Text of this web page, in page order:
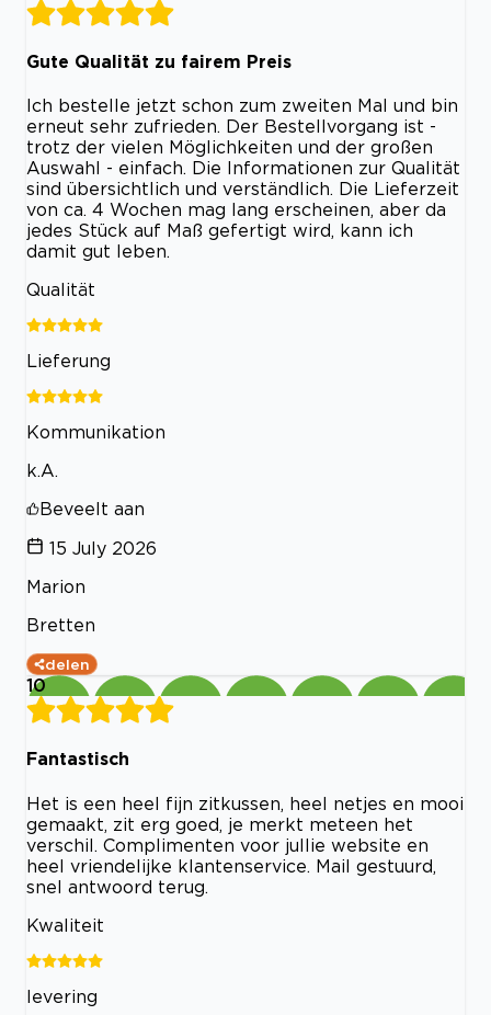
Gute Qualität zu fairem Preis
Ich bestelle jetzt schon zum zweiten Mal und bin
erneut sehr zufrieden. Der Bestellvorgang ist -
trotz der vielen Möglichkeiten und der großen
Auswahl - einfach. Die Informationen zur Qualität
sind übersichtlich und verständlich. Die Lieferzeit
von ca. 4 Wochen mag lang erscheinen, aber da
jedes Stück auf Maß gefertigt wird, kann ich
damit gut leben.
Qualität
Lieferung
Kommunikation
k.A.
Beveelt aan
15 July 2026
Marion
Bretten
delen
10
Fantastisch
Het is een heel fijn zitkussen, heel netjes en mooi
gemaakt, zit erg goed, je merkt meteen het
verschil. Complimenten voor jullie website en
heel vriendelijke klantenservice. Mail gestuurd,
snel antwoord terug.
Kwaliteit
levering